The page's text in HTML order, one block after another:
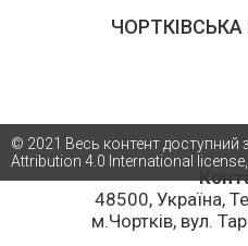
48500, Україна,
м.Чортків, вул.
© 2021 Весь контент доступний
Attribution 4.0 International